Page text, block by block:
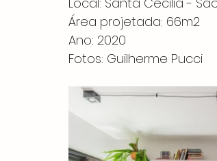
Área projetada: 66m2
Ano: 2020
Fotos: Guilherme Pucci